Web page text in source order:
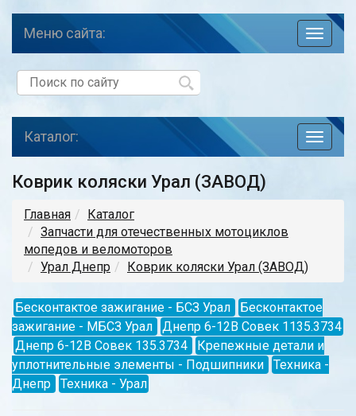
по
Меню сайта:
toggle
Каталог:
Коврик коляски Урал (ЗАВОД)
Главная
Каталог
Запчасти для отечественных мотоциклов
мопедов и веломоторов
Урал Днепр
Коврик коляски Урал (ЗАВОД)
Бесконтактое зажигание - БСЗ Урал
Бесконтактое
зажигание - МБСЗ Урал
Днепр 6-12В Совек 1135.3734
Днепр 6-12В Совек 135.3734
Крепежные детали и
уплотнительные элементы - Подшипники
Техника -
Днепр
Техника - Урал